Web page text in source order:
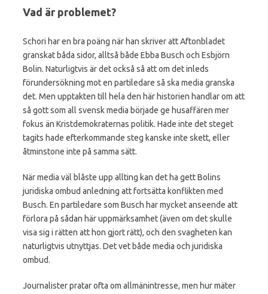
Vad är problemet?
Schori har en bra poäng när han skriver att Aftonbladet
granskat båda sidor, alltså både Ebba Busch och Esbjörn
Bolin. Naturligtvis är det också så att om det inleds
förundersökning mot en partiledare så ska media granska
det. Men upptakten till hela den här historien handlar om att
så gott som all svensk media började ge husaffären mer
fokus än Kristdemokraternas politik. Hade inte det steget
tagits hade efterkommande steg kanske inte skett, eller
åtminstone inte på samma sätt.
När media väl blåste upp allting kan det ha gett Bolins
juridiska ombud anledning att fortsätta konflikten med
Busch. En partiledare som Busch har mycket anseende att
förlora på sådan här uppmärksamhet (även om det skulle
visa sig i rätten att hon gjort rätt), och den svagheten kan
naturligtvis utnyttjas. Det vet både media och juridiska
ombud.
Journalister pratar ofta om allmänintresse, men hur mäter